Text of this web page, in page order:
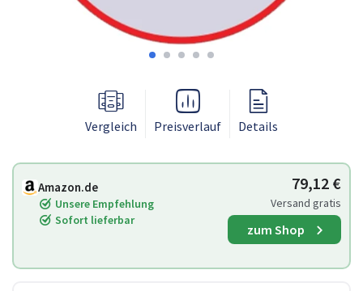
Vergleich Preisverlauf Details
Amazon.de
Unsere Empfehlung
Sofort lieferbar
79,12 €
Versand gratis
zum Shop